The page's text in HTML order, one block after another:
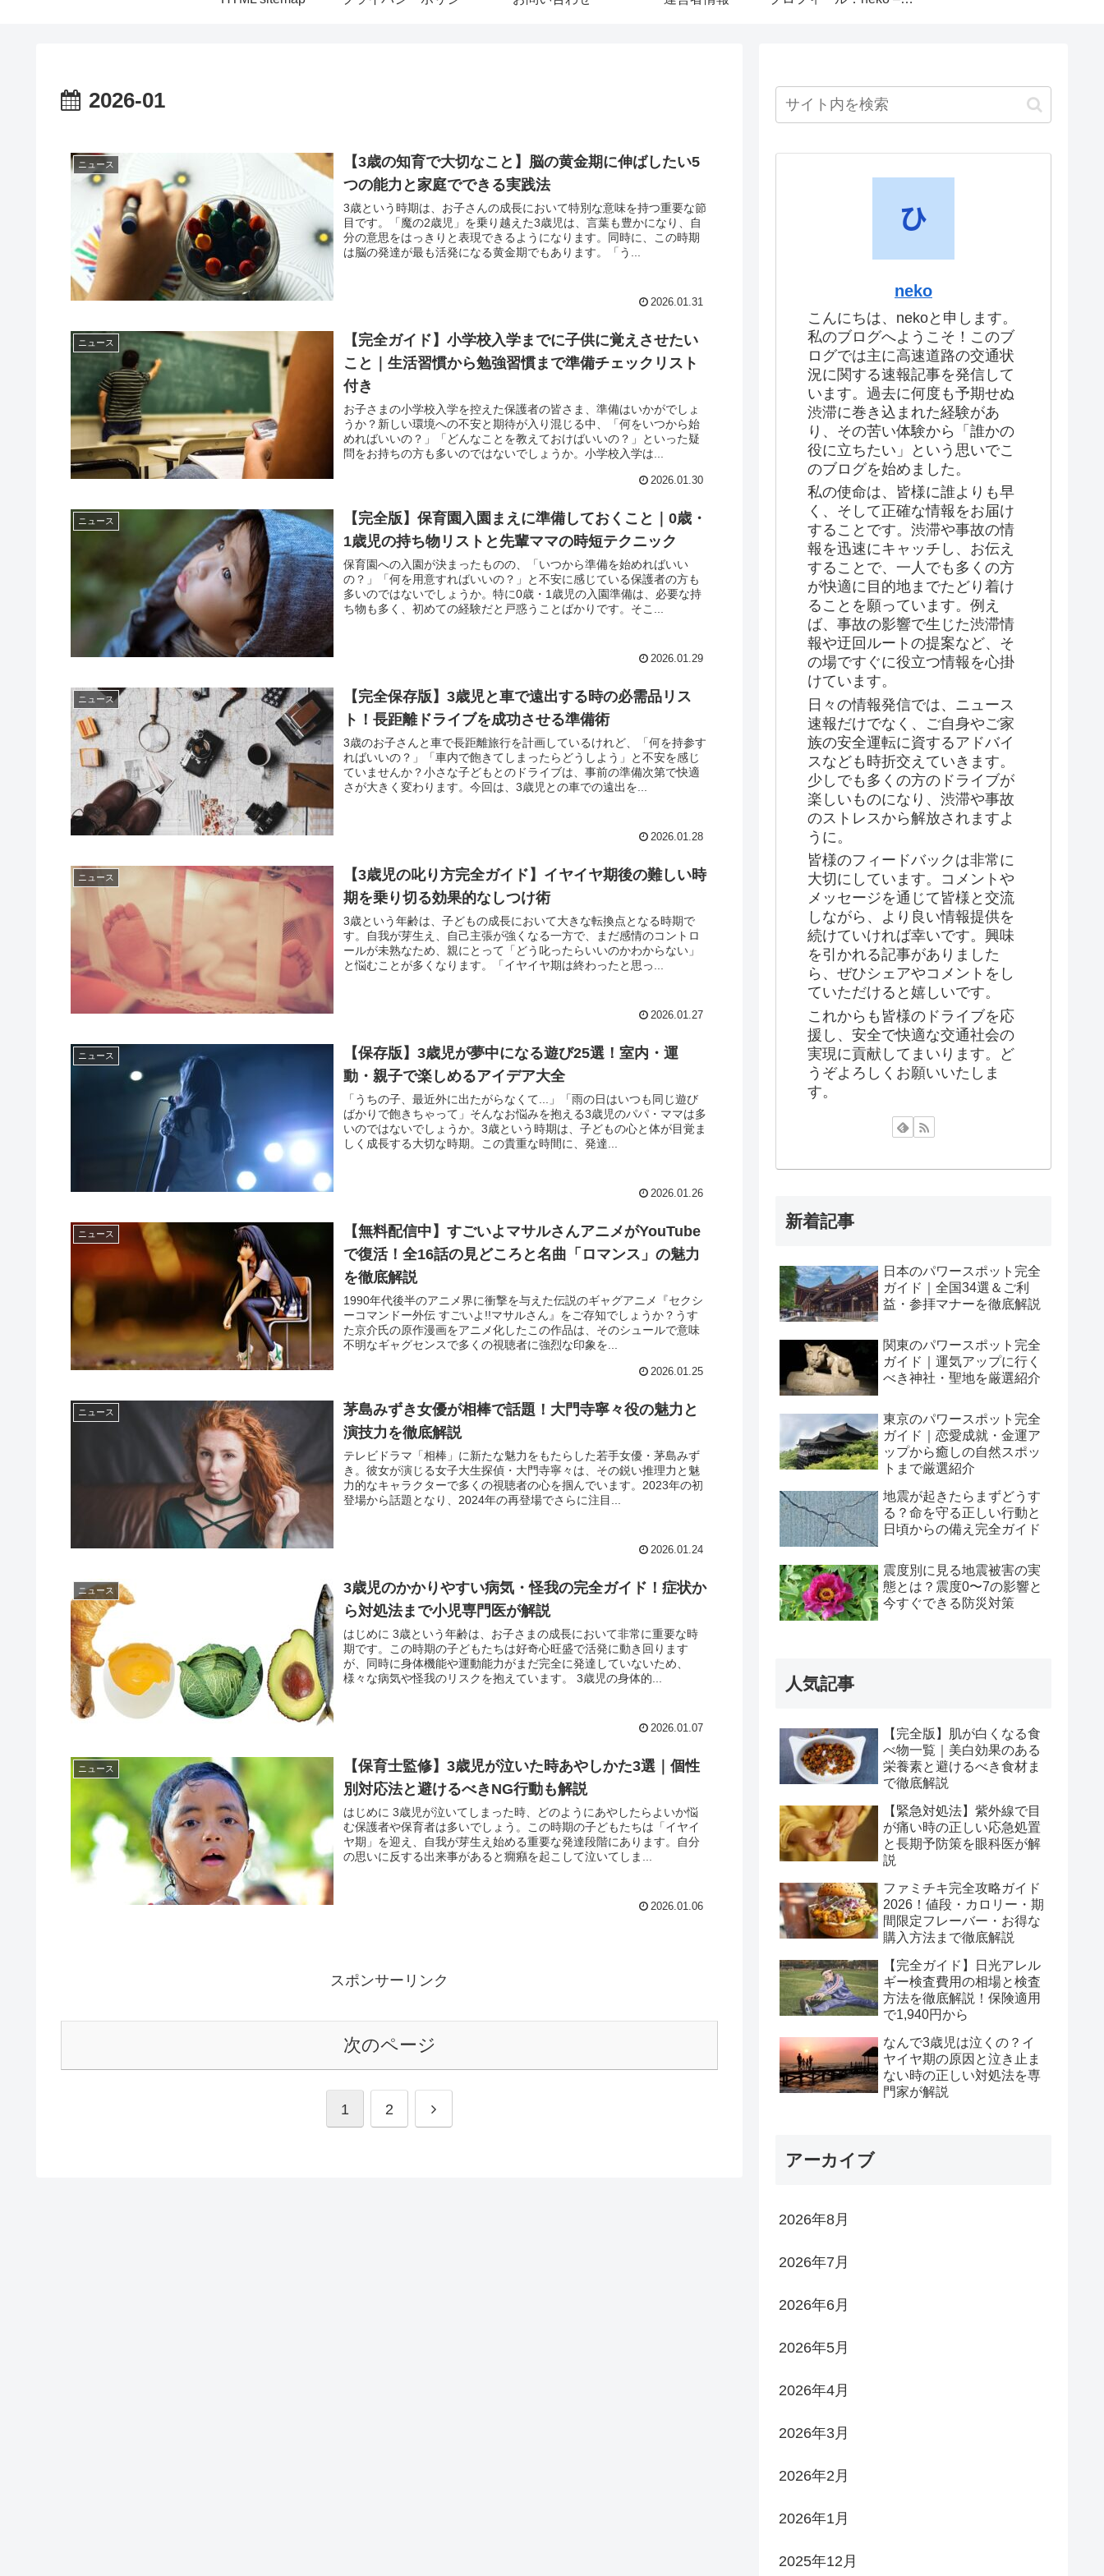
2026-01
ニュース
【3歳の知育で大切なこと】脳の黄金期に伸ばしたい5
つの能力と家庭でできる実践法
3歳という時期は、お子さんの成長において特別な意味を持つ重要な節
目です。「魔の2歳児」を乗り越えた3歳児は、言葉も豊かになり、自
分の意思をはっきりと表現できるようになります。同時に、この時期
は脳の発達が最も活発になる黄金期でもあります。「う...
2026.01.31
ニュース
【完全ガイド】小学校入学までに子供に覚えさせたい
こと｜生活習慣から勉強習慣まで準備チェックリスト
付き
お子さまの小学校入学を控えた保護者の皆さま、準備はいかがでしょ
うか？新しい環境への不安と期待が入り混じる中、「何をいつから始
めればいいの？」「どんなことを教えておけばいいの？」といった疑
問をお持ちの方も多いのではないでしょうか。小学校入学は...
2026.01.30
ニュース
【完全版】保育園入園まえに準備しておくこと｜0歳・
1歳児の持ち物リストと先輩ママの時短テクニック
保育園への入園が決まったものの、「いつから準備を始めればいい
の？」「何を用意すればいいの？」と不安に感じている保護者の方も
多いのではないでしょうか。特に0歳・1歳児の入園準備は、必要な持
ち物も多く、初めての経験だと戸惑うことばかりです。そこ...
2026.01.29
ニュース
【完全保存版】3歳児と車で遠出する時の必需品リス
ト！長距離ドライブを成功させる準備術
3歳のお子さんと車で長距離旅行を計画しているけれど、「何を持参す
ればいいの？」「車内で飽きてしまったらどうしよう」と不安を感じ
ていませんか？小さな子どもとのドライブは、事前の準備次第で快適
さが大きく変わります。今回は、3歳児との車での遠出を...
2026.01.28
ニュース
【3歳児の叱り方完全ガイド】イヤイヤ期後の難しい時
期を乗り切る効果的なしつけ術
3歳という年齢は、子どもの成長において大きな転換点となる時期で
す。自我が芽生え、自己主張が強くなる一方で、まだ感情のコントロ
ールが未熟なため、親にとって「どう叱ったらいいのかわからない」
と悩むことが多くなります。「イヤイヤ期は終わったと思っ...
2026.01.27
ニュース
【保存版】3歳児が夢中になる遊び25選！室内・運
動・親子で楽しめるアイデア大全
「うちの子、最近外に出たがらなくて...」「雨の日はいつも同じ遊び
ばかりで飽きちゃって」そんなお悩みを抱える3歳児のパパ・ママは多
いのではないでしょうか。3歳という時期は、子どもの心と体が目覚ま
しく成長する大切な時期。この貴重な時間に、発達...
2026.01.26
ニュース
【無料配信中】すごいよマサルさんアニメがYouTube
で復活！全16話の見どころと名曲「ロマンス」の魅力
を徹底解説
1990年代後半のアニメ界に衝撃を与えた伝説のギャグアニメ『セクシ
ーコマンドー外伝 すごいよ!!マサルさん』をご存知でしょうか？うす
た京介氏の原作漫画をアニメ化したこの作品は、そのシュールで意味
不明なギャグセンスで多くの視聴者に強烈な印象を...
2026.01.25
ニュース
茅島みずき女優が相棒で話題！大門寺寧々役の魅力と
演技力を徹底解説
テレビドラマ「相棒」に新たな魅力をもたらした若手女優・茅島みず
き。彼女が演じる女子大生探偵・大門寺寧々は、その鋭い推理力と魅
力的なキャラクターで多くの視聴者の心を掴んでいます。2023年の初
登場から話題となり、2024年の再登場でさらに注目...
2026.01.24
ニュース
3歳児のかかりやすい病気・怪我の完全ガイド！症状か
ら対処法まで小児専門医が解説
はじめに 3歳という年齢は、お子さまの成長において非常に重要な時
期です。この時期の子どもたちは好奇心旺盛で活発に動き回ります
が、同時に身体機能や運動能力がまだ完全に発達していないため、
様々な病気や怪我のリスクを抱えています。 3歳児の身体的...
2026.01.07
ニュース
【保育士監修】3歳児が泣いた時あやしかた3選｜個性
別対応法と避けるべきNG行動も解説
はじめに 3歳児が泣いてしまった時、どのようにあやしたらよいか悩
む保護者や保育者は多いでしょう。この時期の子どもたちは「イヤイ
ヤ期」を迎え、自我が芽生え始める重要な発達段階にあります。自分
の思いに反する出来事があると癇癪を起こして泣いてしま...
2026.01.06
スポンサーリンク
次のページ
1 2 次
neko
こんにちは、nekoと申します。
私のブログへようこそ！このブ
ログでは主に高速道路の交通状
況に関する速報記事を発信して
います。過去に何度も予期せぬ
渋滞に巻き込まれた経験があ
り、その苦い体験から「誰かの
役に立ちたい」という思いでこ
のブログを始めました。
私の使命は、皆様に誰よりも早
く、そして正確な情報をお届け
することです。渋滞や事故の情
報を迅速にキャッチし、お伝え
することで、一人でも多くの方
が快適に目的地までたどり着け
ることを願っています。例え
ば、事故の影響で生じた渋滞情
報や迂回ルートの提案など、そ
の場ですぐに役立つ情報を心掛
けています。
日々の情報発信では、ニュース
速報だけでなく、ご自身やご家
族の安全運転に資するアドバイ
スなども時折交えていきます。
少しでも多くの方のドライブが
楽しいものになり、渋滞や事故
のストレスから解放されますよ
うに。
皆様のフィードバックは非常に
大切にしています。コメントや
メッセージを通じて皆様と交流
しながら、より良い情報提供を
続けていければ幸いです。興味
を引かれる記事がありました
ら、ぜひシェアやコメントをし
ていただけると嬉しいです。
これからも皆様のドライブを応
援し、安全で快適な交通社会の
実現に貢献してまいります。ど
うぞよろしくお願いいたしま
す。
新着記事
日本のパワースポット完全
ガイド｜全国34選＆ご利
益・参拝マナーを徹底解説
関東のパワースポット完全
ガイド｜運気アップに行く
べき神社・聖地を厳選紹介
東京のパワースポット完全
ガイド｜恋愛成就・金運ア
ップから癒しの自然スポッ
トまで厳選紹介
地震が起きたらまずどうす
る？命を守る正しい行動と
日頃からの備え完全ガイド
震度別に見る地震被害の実
態とは？震度0〜7の影響と
今すぐできる防災対策
人気記事
【完全版】肌が白くなる食
べ物一覧｜美白効果のある
栄養素と避けるべき食材ま
で徹底解説
【緊急対処法】紫外線で目
が痛い時の正しい応急処置
と長期予防策を眼科医が解
説
ファミチキ完全攻略ガイド
2026！値段・カロリー・期
間限定フレーバー・お得な
購入方法まで徹底解説
【完全ガイド】日光アレル
ギー検査費用の相場と検査
方法を徹底解説！保険適用
で1,940円から
なんで3歳児は泣くの？イ
ヤイヤ期の原因と泣き止ま
ない時の正しい対処法を専
門家が解説
アーカイブ
2026年8月
2026年7月
2026年6月
2026年5月
2026年4月
2026年3月
2026年2月
2026年1月
2025年12月